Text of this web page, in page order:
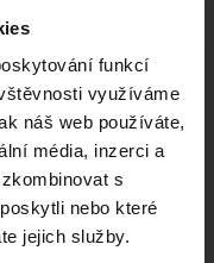
funkcí
využíváme
náš web používáte,
média, inzerci a
s
nebo které
jejich služby.
filmy
7 klíčových evropských
Alliance. Naším cílem je
filmy.